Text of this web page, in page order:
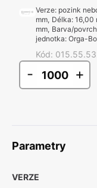
Verze: pozink
mm, Délka: 16,00
mm, Barva/
jednotka: Orga-
Kód:
- +
Parametry
VERZE